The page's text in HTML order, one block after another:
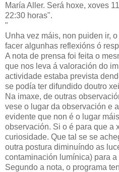
María Aller. Será hoxe, xoves
22:30 horas".
"
Unha vez máis, non puiden ir,
facer algunhas reflexións ó
A nota de prensa foi feita o
que nos leva á valoración do
actividade estaba prevista
se podía ter difundido doutro
Na imaxe, de outras
vese o lugar da observación e
evidente que non é o lugar
observación. Si o é para que a
curiosidade. Que tal se se
outra postura diminuíndo as
contaminación lumínica) para
Segundo a nota, o programa